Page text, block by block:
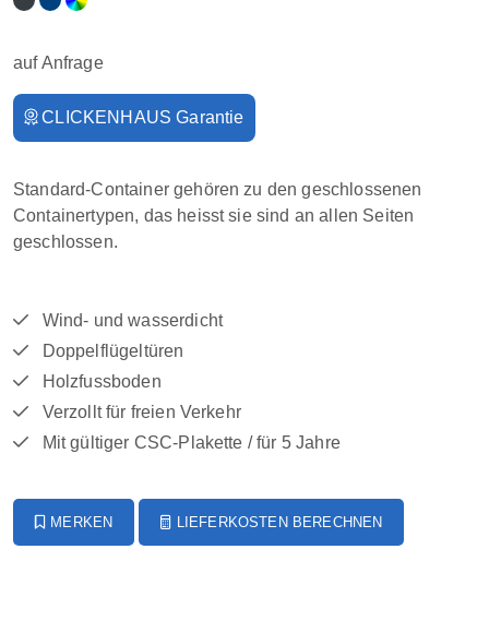
auf Anfrage
CLICKENHAUS Garantie
Standard-Container gehören zu den geschlossenen
Containertypen, das heisst sie sind an allen Seiten
geschlossen.
Wind- und wasserdicht
Doppelflügeltüren
Holzfussboden
Verzollt für freien Verkehr
Mit gültiger CSC-Plakette / für 5 Jahre
MERKEN LIEFERKOSTEN BERECHNEN